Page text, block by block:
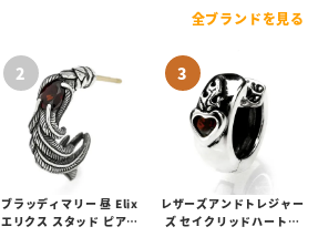
全ブランドを見る
ブラッディマリー 昼 Elix
エリクス スタッド ピアス
レザーズアンドトレジャー
ズ セイクリッドハートピ